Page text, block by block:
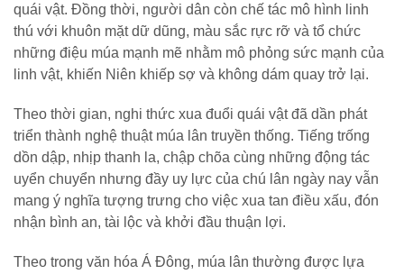
quái vật. Đồng thời, người dân còn chế tác mô hình linh
thú với khuôn mặt dữ dũng, màu sắc rực rỡ và tổ chức
những điệu múa mạnh mẽ nhằm mô phỏng sức mạnh của
linh vật, khiến Niên khiếp sợ và không dám quay trở lại.
Theo thời gian, nghi thức xua đuổi quái vật đã dần phát
triển thành nghệ thuật múa lân truyền thống. Tiếng trống
dồn dập, nhịp thanh la, chập chõa cùng những động tác
uyển chuyển nhưng đầy uy lực của chú lân ngày nay vẫn
mang ý nghĩa tượng trưng cho việc xua tan điều xấu, đón
nhận bình an, tài lộc và khởi đầu thuận lợi.
Theo trong văn hóa Á Đông, múa lân thường được lựa